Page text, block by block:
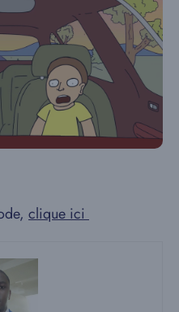
clique ici